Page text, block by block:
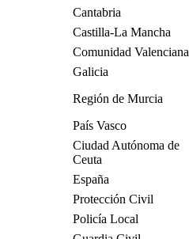
Cantabria
Castilla-La Mancha
Comunidad Valenciana
Galicia
Región de Murcia
País Vasco
Ciudad Autónoma de
Ceuta
España
Protección Civil
Policía Local